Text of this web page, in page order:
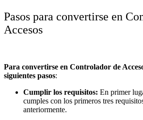
Pasos para convertirse en
Accesos
Para convertirse en Controlador de
siguientes pasos:
Cumplir los requisitos: En primer
cumples con los primeros tres
anteriormente.